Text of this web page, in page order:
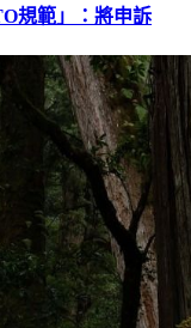
規範」：將申訴